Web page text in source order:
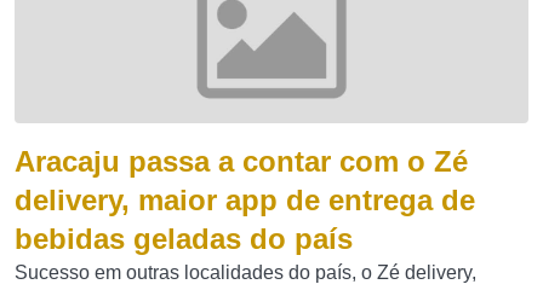
Aracaju passa a contar com o Zé
delivery, maior app de entrega de
bebidas geladas do país
Sucesso em outras localidades do país, o Zé delivery,